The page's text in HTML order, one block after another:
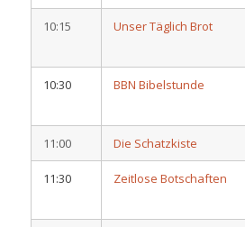
10:15 Unser Täglich Brot
10:30 BBN Bibelstunde
11:00 Die Schatzkiste
11:30 Zeitlose Botschaften